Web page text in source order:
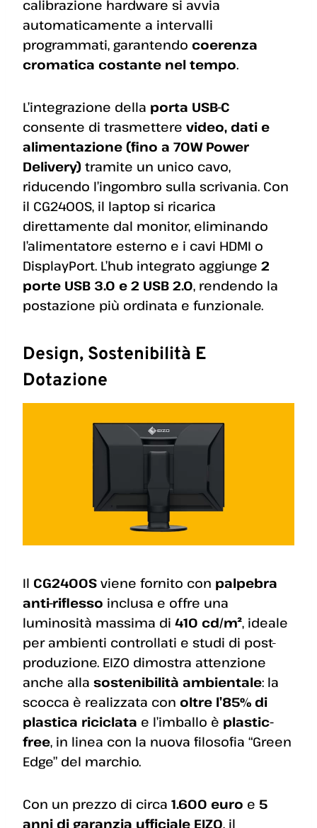
calibrazione hardware si avvia
automaticamente a intervalli
programmati, garantendo coerenza
cromatica costante nel tempo.
L’integrazione della porta USB-C
consente di trasmettere video, dati e
alimentazione (fino a 70W Power
Delivery) tramite un unico cavo,
riducendo l’ingombro sulla scrivania. Con
il CG2400S, il laptop si ricarica
direttamente dal monitor, eliminando
l’alimentatore esterno e i cavi HDMI o
DisplayPort. L’hub integrato aggiunge 2
porte USB 3.0 e 2 USB 2.0, rendendo la
postazione più ordinata e funzionale.
Design, Sostenibilità E
Dotazione
Il CG2400S viene fornito con palpebra
anti-riflesso inclusa e offre una
luminosità massima di 410 cd/m², ideale
per ambienti controllati e studi di post-
produzione. EIZO dimostra attenzione
anche alla sostenibilità ambientale: la
scocca è realizzata con oltre l’85% di
plastica riciclata e l’imballo è plastic-
free, in linea con la nuova filosofia “Green
Edge” del marchio.
Con un prezzo di circa 1.600 euro e 5
anni di garanzia ufficiale EIZO, il